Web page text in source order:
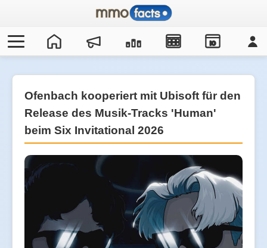
IO
Ofenbach kooperiert mit Ubisoft für den
Release des Musik-Tracks 'Human'
beim Six Invitational 2026